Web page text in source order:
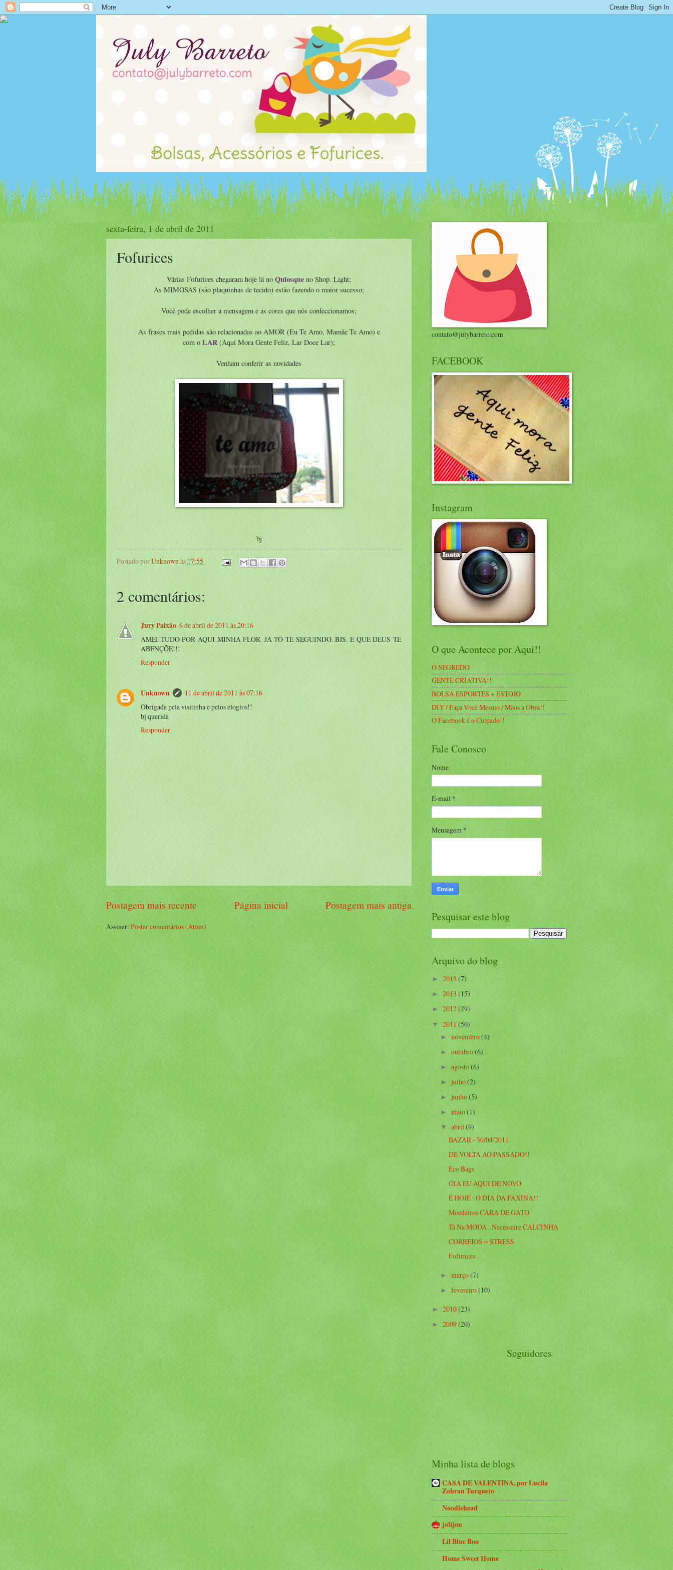
sexta-feira, 1 de abril de 2011
Fofurices
Várias Fofurices chegaram hoje lá no Quiosque no Shop. Light;
As MIMOSAS (são plaquinhas de tecido) estão fazendo o maior sucesso;
Você pode escolher a mensagem e as cores que nós confeccionamos;
As frases mais pedidas são relacionadas ao AMOR (Eu Te Amo, Mamãe Te Amo) e
com o LAR (Aqui Mora Gente Feliz, Lar Doce Lar);
Venham conferir as novidades
bj
Postado porUnknownàs 17:55
2 comentários:
Jury Paixão 6 de abril de 2011 às 20:16
AMEI TUDO POR AQUI MINHA FLOR. JÁ TÔ TE SEGUINDO. BJS. E QUE DEUS TE
ABENÇÕE!!!
Responder
Unknown
11 de abril de 2011 às 07:16
Obrigada pela visitinha e pelos elogios!!
bj querida
Responder
Postagem mais recente Postagem mais antiga
Página inicial
Assinar:Postar comentários (Atom)
contato@julybarreto.com
FACEBOOK
Instagram
O que Acontece por Aqui!!
O SEGREDO
GENTE CRIATIVA!!
BOLSA ESPORTES + ESTOJO
DIY / Faça Você Mesmo / Mãos a Obra!!
O Facebook é o Culpado!!
Fale Conosco
Nome
E-mail*
Mensagem*
Pesquisar este blog
Arquivo do blog
►2015(7)
►2013(15)
►2012(29)
▼2011(50)
►novembro(4)
►outubro(6)
►agosto(6)
►julho(2)
►junho(5)
►maio(1)
▼abril(9)
BAZAR - 30/04/2011
DE VOLTA AO PASSADO!!
Eco Bags
ÓIA EU AQUI DE NOVO
É HOJE : O DIA DA FAXINA!!
Moedeiros CARA DE GATO
Tá Na MODA : Necessaire CALCINHA
CORREIOS = STRESS
Fofurices
►março(7)
► fevereiro(10)
►2010(23)
►2009(20)
Seguidores
Minha lista de blogs
CASA DE VALENTINA, por Lucila
Zahran Turqueto
Noodlehead
jolijou
Lil Blue Boo
Home Sweet Home